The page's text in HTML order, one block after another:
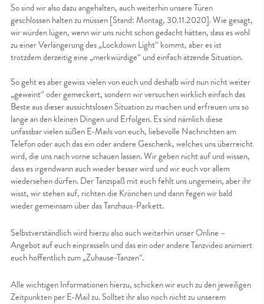
So sind wir also dazu angehalten, auch weiterhin unsere Türen
geschlossen halten zu müssen [Stand: Montag, 30.11.2020]. Wie gesagt,
wir würden lügen, wenn wir uns nicht schon gedacht hätten, dass es wohl
zu einer Verlängerung des „Lockdown Light“ kommt, aber es ist
trotzdem derzeitig eine „merkwürdige“ und einfach ätzende Situation.
So geht es aber gewiss vielen von euch und deshalb wird nun nicht weiter
„geweint“ oder gemeckert, sondern wir versuchen wirklich einfach das
Beste aus dieser aussichtslosen Situation zu machen und erfreuen uns so
lange an den kleinen Dingen und Erfolgen. Es sind nämlich diese
unfassbar vielen süßen E-Mails von euch, liebevolle Nachrichten am
Telefon oder auch das ein oder andere Geschenk, welches uns überreicht
wird, die uns nach vorne schauen lassen. Wir geben nicht auf und wissen,
dass es irgendwann auch wieder besser wird und wir euch vor allem
wiedersehen dürfen. Der Tanzspaß mit euch fehlt uns ungemein, aber ihr
wisst, wir stehen auf, richten die Krönchen und dann fegen wir bald
wieder gemeinsam über das Tanzhaus-Parkett.
Selbstverständlich wird hierzu also auch weiterhin unser Online –
Angebot auf euch einprasseln und das ein oder andere Tanzvideo animiert
euch hoffentlich zum „Zuhause-Tanzen“.
Alle wichtigen Informationen hierzu, schicken wir euch zu den jeweiligen
Zeitpunkten per E-Mail zu. Solltet ihr also noch nicht zu unserem